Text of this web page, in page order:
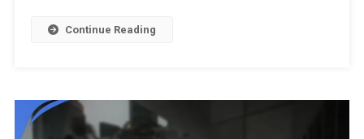
Continue Reading